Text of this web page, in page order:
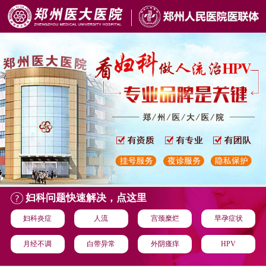
妇科问题快速解决，点这里
妇科炎症 人流 宫颈糜烂 早孕症状
月经不调 白带异常 外阴瘙痒 HPV